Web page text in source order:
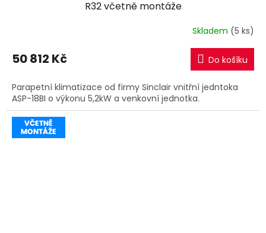
R
M
A
R32 včetně montáže
Skladem (5 ks)
50 812 Kč Do košíku
Parapetní klimatizace od firmy Sinclair vnitřní jedntoka
ASP-18BI o výkonu 5,2kW a venkovní jednotka.